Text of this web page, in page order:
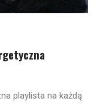
playlista na każdą